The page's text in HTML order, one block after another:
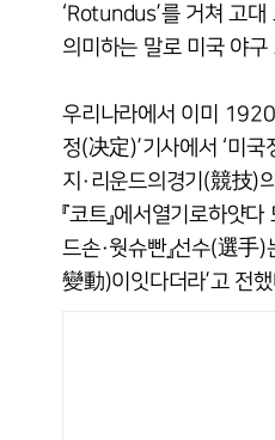
‘Rotundus’를 거쳐 고
의미하는 말로 미국 야
우리나라에서 이미
정(决定)’기사에서 ‘미
지·리운드의경기(競技)
『코트』에서열기로하얏
드손·웟슈빤』선수(選
變動)이잇다더라’고 전